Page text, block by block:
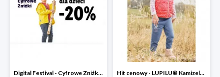
Digital Festival - Cyfrowe Zniżki Ubrania dla dzieci w Lidlu -20% Hit cenowy - LUPILU® Kamizelka pikowana dziewczęca